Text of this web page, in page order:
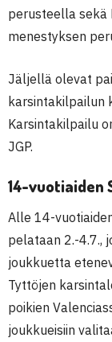
perusteella sekä
menestyksen
Jäljellä olevat
karsintakilpailun
Karsintakilpailu
JGP.
14-vuotiaiden
Alle 14-
pelataan 2.-4.7.,
joukkuetta
Tyttöjen
poikien
joukkueisiin